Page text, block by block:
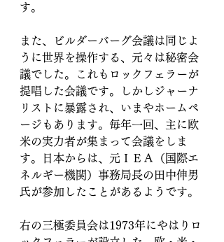
す。
また、ビルダーバーグ会議は同じよ
うに世界を操作する、元々は秘密会
議でした。これもロックフェラーが
提唱した会議です。しかしジャーナ
リストに暴露され、いまやホームペ
ージもあります。毎年一回、主に欧
米の実力者が集まって会議をしま
す。日本からは、元ＩＥＡ（国際エ
ネルギー機関）事務局長の田中伸男
氏が参加したことがあるようです。
右の三極委員会は1973年にやはりロ